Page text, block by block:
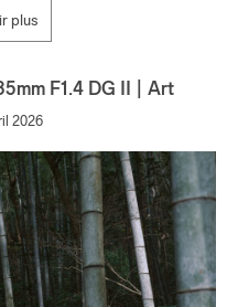
plus
F1.4 DG II | Art
2026